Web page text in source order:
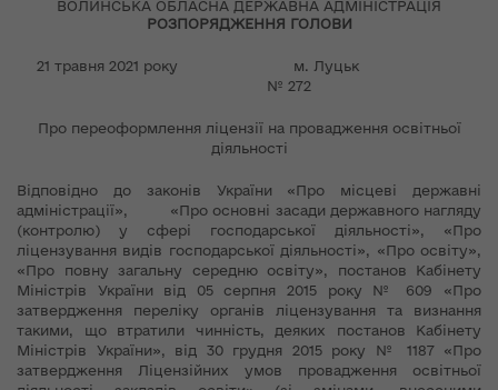
ВОЛИНСЬКА ОБЛАСНА ДЕРЖАВНА АДМІНІСТРАЦІЯ
РОЗПОРЯДЖЕННЯ ГОЛОВИ
21 травня 2021 року м. Луцьк
№ 272
Про переоформлення ліцензії на провадження освітньої
діяльності
Відповідно до законів України «Про місцеві державні
адміністрації», «Про основні засади державного нагляду
(контролю) у сфері господарської діяльності», «Про
ліцензування видів господарської діяльності», «Про освіту»,
«Про повну загальну середню освіту», постанов Кабінету
Міністрів України від 05 серпня 2015 року № 609 «Про
затвердження переліку органів ліцензування та визнання
такими, що втратили чинність, деяких постанов Кабінету
Міністрів України», від 30 грудня 2015 року № 1187 «Про
затвердження Ліцензійних умов провадження освітньої